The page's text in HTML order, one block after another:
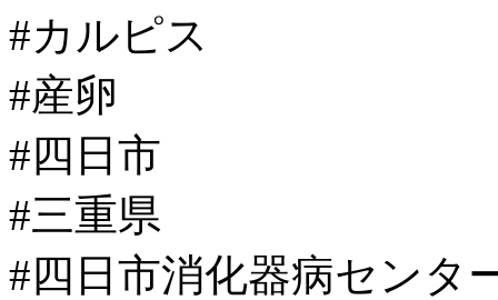
#カルピス
#産卵
#四日市
#三重県
#四日市消化器病センタ